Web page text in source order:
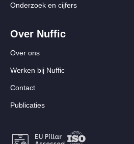
Onderzoek en cijfers
Over Nuffic
Over ons
Werken bij Nuffic
Contact
Publicaties